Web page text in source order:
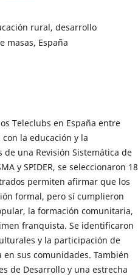
rural, desarrollo
masas, España
Teleclubs en España entre
la educación y la
una Revisión Sistemática de
y SPIDER, se seleccionaron 18
permiten afirmar que los
formal, pero sí cumplieron
la formación comunitaria,
franquista. Se identificaron
y la participación de
sus comunidades. También
de Desarrollo y una estrecha